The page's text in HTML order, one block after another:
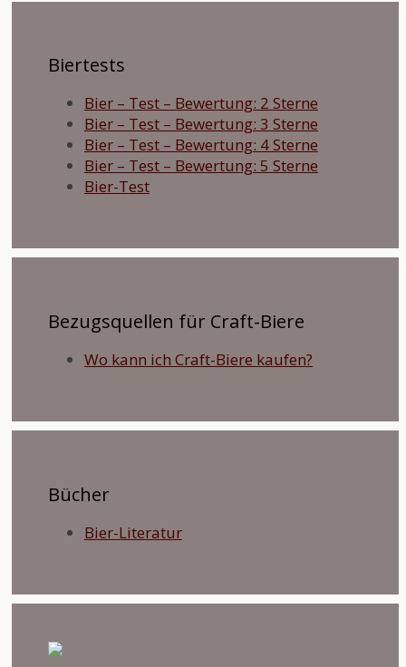
Biertests
Bier – Test – Bewertung: 2 Sterne
Bier – Test – Bewertung: 3 Sterne
Bier – Test – Bewertung: 4 Sterne
Bier – Test – Bewertung: 5 Sterne
Bier-Test
Bezugsquellen für Craft-Biere
Wo kann ich Craft-Biere kaufen?
Bücher
Bier-Literatur